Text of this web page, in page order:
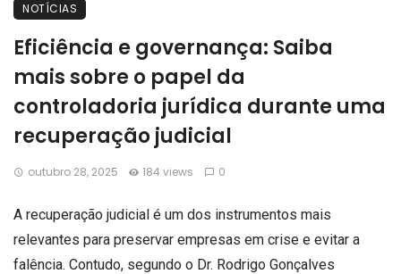
NOTÍCIAS
Eficiência e governança: Saiba
mais sobre o papel da
controladoria jurídica durante uma
recuperação judicial
outubro 28, 2025 184 views 0
A recuperação judicial é um dos instrumentos mais
relevantes para preservar empresas em crise e evitar a
falência. Contudo, segundo o Dr. Rodrigo Gonçalves